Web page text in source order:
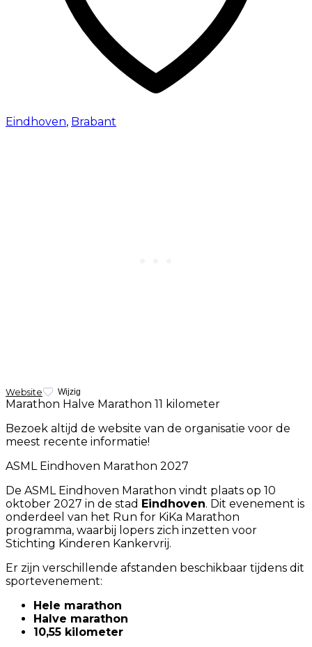
Eindhoven, Brabant
Website Wijzig
Marathon Halve Marathon 11 kilometer
Bezoek altijd de website van de organisatie voor de
meest recente informatie!
ASML Eindhoven Marathon 2027
De ASML Eindhoven Marathon vindt plaats op 10
oktober 2027 in de stad Eindhoven. Dit evenement is
onderdeel van het Run for KiKa Marathon
programma, waarbij lopers zich inzetten voor
Stichting Kinderen Kankervrij.
Er zijn verschillende afstanden beschikbaar tijdens dit
sportevenement:
Hele marathon
Halve marathon
10,55 kilometer